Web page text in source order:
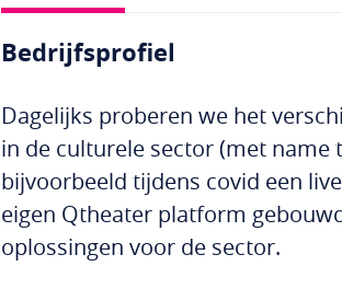
Bedrijfsprofiel
Dagelijks proberen we het
in de culturele sector (met name
bijvoorbeeld tijdens covid een
eigen Qtheater platform
oplossingen voor de sector.